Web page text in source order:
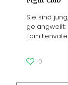
Sie sind
gelangweilt:
0